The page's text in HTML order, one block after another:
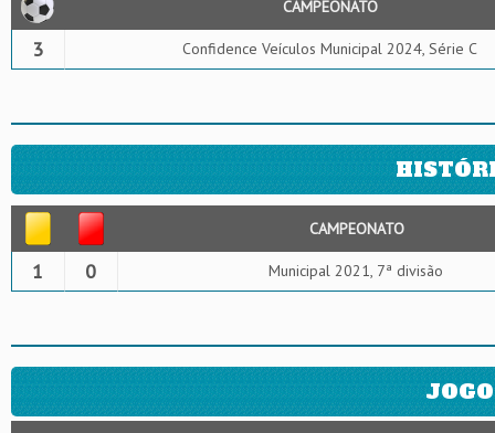
CAMPEONATO
3 Confidence Veículos Municipal 2024, Série C
CAMPEONATO
1 0 Municipal 2021, 7ª divisão